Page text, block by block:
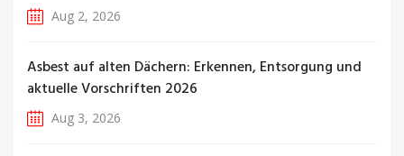
Aug 2, 2026
Asbest auf alten Dächern: Erkennen, Entsorgung und
aktuelle Vorschriften 2026
Aug 3, 2026